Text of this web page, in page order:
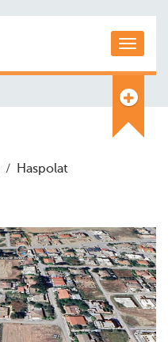
/ Haspolat